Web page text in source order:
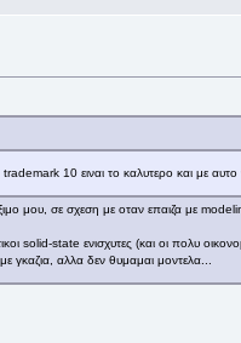
10 ειναι το καλυτερο και με αυτο
μου, σε σχεση με οταν επαιζα με
solid-state ενισχυτες (και οι πολυ
γκαζια, αλλα δεν θυμαμαι μοντελα...